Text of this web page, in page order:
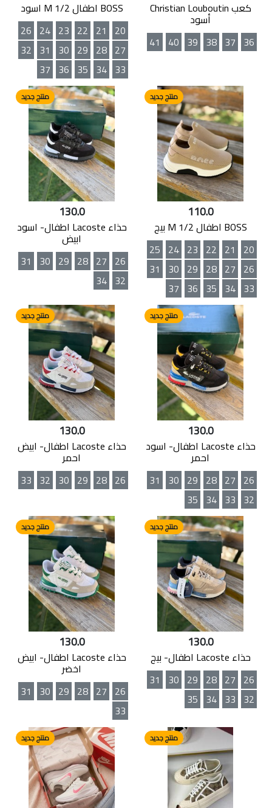
كعب Christian Louboutin
أسود
36
37
38
39
40
41
BOSS اطفال M 1/2 اسود
20
21
22
23
24
26
27
28
29
30
31
32
33
34
35
36
37
منتج جديد
110.0
BOSS اطفال M 1/2 بيج
20
21
22
23
24
25
26
27
28
29
30
31
33
34
35
36
37
منتج جديد
130.0
حذاء Lacoste اطفال- اسود
ابيض
26
27
28
29
30
31
32
34
منتج جديد
130.0
حذاء Lacoste اطفال- اسود
احمر
26
27
28
29
30
31
32
33
34
35
منتج جديد
130.0
حذاء Lacoste اطفال- ابيض
احمر
26
28
29
30
32
33
منتج جديد
130.0
حذاء Lacoste اطفال- بيج
26
27
28
29
30
31
32
33
34
35
منتج جديد
130.0
حذاء Lacoste اطفال- ابيض
اخضر
26
27
28
29
30
31
33
منتج جديد منتج جديد